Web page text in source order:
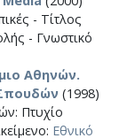
- Τίτλος
- Γνωστικό
Αθηνών.
(1998)
Πτυχίο
Εθνικό